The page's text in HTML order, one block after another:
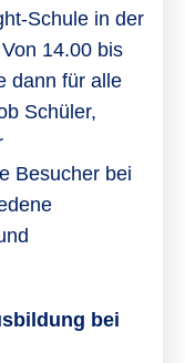
Schule in der
14.00 bis
dann für alle
Schüler,
Besucher bei
bei